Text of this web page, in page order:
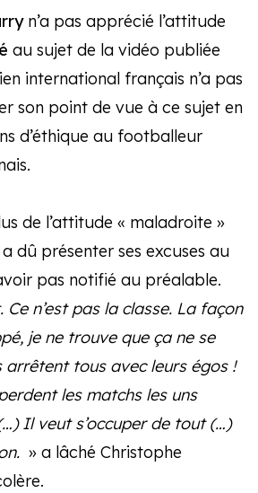
n’a pas apprécié l’attitude
au sujet de la vidéo publiée
international français n’a pas
son point de vue à ce sujet en
d’éthique au footballeur
de l’attitude « maladroite »
dû présenter ses excuses au
pas notifié au préalable.
Ce n’est pas la classe. La façon
je ne trouve que ça ne se
arrêtent tous avec leurs égos !
les matchs les uns
Il veut s’occuper de tout (…)
» a lâché Christophe